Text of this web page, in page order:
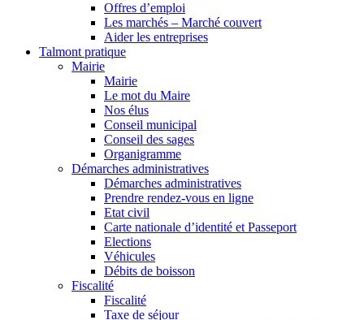
Offres d’emploi
Les marchés – Marché couvert
Aider les entreprises
Talmont pratique
Mairie
Mairie
Le mot du Maire
Nos élus
Conseil municipal
Conseil des sages
Organigramme
Démarches administratives
Démarches administratives
Prendre rendez-vous en ligne
Etat civil
Carte nationale d’identité et Passeport
Elections
Véhicules
Débits de boisson
Fiscalité
Fiscalité
Taxe de séjour